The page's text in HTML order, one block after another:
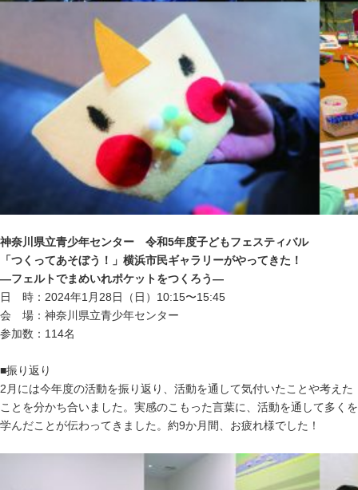
神奈川県立青少年センター 令和5年度子どもフェスティバル
「つくってあそぼう！」横浜市民ギャラリーがやってきた！
―フェルトでまめいれポケットをつくろう―
日 時：2024年1月28日（日）10:15〜15:45
会 場：神奈川県立青少年センター
参加数： 114名
■振り返り
2月には今年度の活動を振り返り、活動を通して気付いたことや考えた
ことを分かち合いました。実感のこもった言葉に、活動を通して多くを
学んだことが伝わってきました。約9か月間、お疲れ様でした ！